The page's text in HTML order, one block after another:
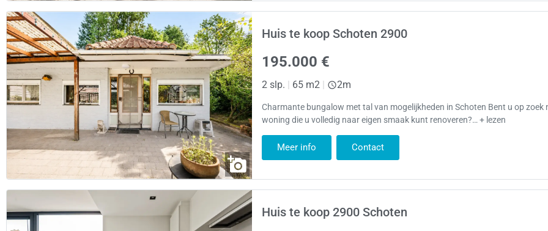
Huis te koop Schoten 2900
195.000 €
2 slp. | 65 m2 | 2m
Charmante bungalow met tal van mogelijkheden in Schoten Bent u op zoek
woning die u volledig naar eigen smaak kunt renoveren?… + lezen
Meer info Contact
Huis te koop 2900 Schoten